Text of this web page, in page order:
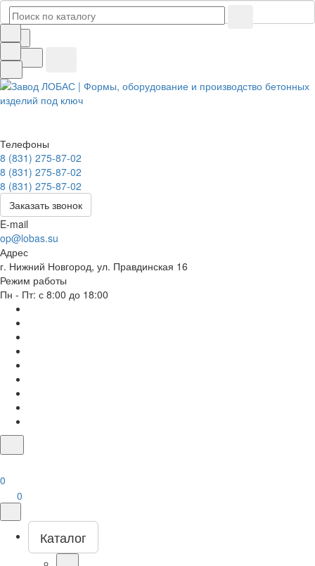
Телефоны
8 (831) 275-87-02
8 (831) 275-87-02
8 (831) 275-87-02
Заказать звонок
E-mail
op@lobas.su
Адрес
г. Нижний Новгород, ул. Правдинская 16
Режим работы
Пн - Пт: с 8:00 до 18:00
0
0
Каталог